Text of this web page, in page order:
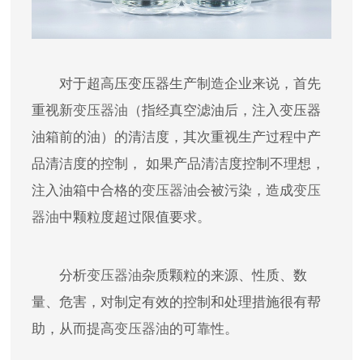
对于超高压变压器生产制造企业来说，首先
重视新变压器油 （指经真空滤油后，注入变压器
油箱前的油）的清洁度，其次重视生产过程中产
品清洁度的控制， 如果产品清洁度控制不理想，
注入油箱中合格的变压器油会被污染，造成变压
器油中颗粒度超过限值要求。
分析变压器油杂质颗粒的来源、性质、数
量、危害，对制定有效的控制和处理措施很有帮
助，从而提高变压器油的可靠性。